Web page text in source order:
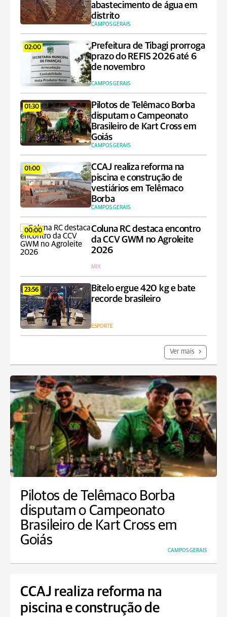
abastecimento de água em
distrito
CAMPOS GERAIS
02:00
Prefeitura de Tibagi prorroga
prazo do REFIS 2026 até 6
de novembro
CAMPOS GERAIS
01:30
Pilotos de Telêmaco Borba
disputam o Campeonato
Brasileiro de Kart Cross em
Goiás
CAMPOS GERAIS
01:00
CCAJ realiza reforma na
piscina e construção de
vestiários em Telêmaco
Borba
CAMPOS GERAIS
00:00
Coluna RC destaca encontro
da CCV GWM no Agroleite
2026
MIX
23:56
Bitelo ergue 420 kg e bate
recorde brasileiro
ESPORTE
Ver mais
Pilotos de Telêmaco Borba
disputam o Campeonato
Brasileiro de Kart Cross em
Goiás
CAMPOS GERAIS
CCAJ realiza reforma na
piscina e construção de